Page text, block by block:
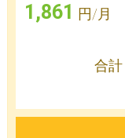
1,861 円/月
合計